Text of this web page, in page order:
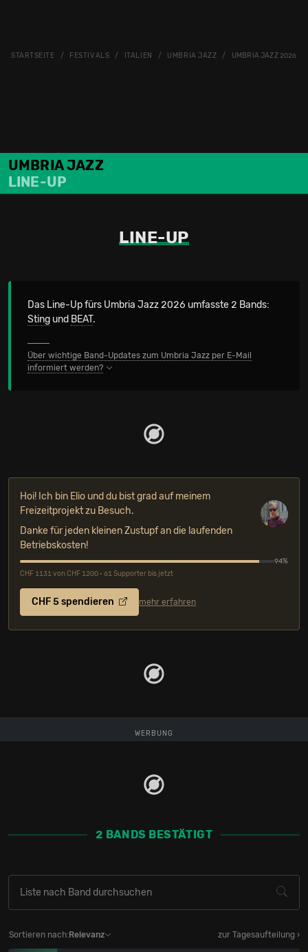
STARTSEITE FESTIVALS ITALIEN UMBRIA JAZZ UMBRIA JAZZ 2026:
UMBRIA JAZZ
LINE-UP
LINE-UP
Das Line-Up fürs Umbria Jazz 2026 umfasste 2 Bands:
Sting und BEAT.
Über wichtige Band-Updates zum Umbria Jazz per E-Mail
informiert werden?
Hoi! Ich bin Elio und du bist grad auf meinem
Freizeitprojekt zu Besuch.
Danke für jeden kleinen Zustupf an die laufenden
Betriebskosten!
94%
CHF 1131 von CHF 1200 • 61 Supporter bis jetzt
CHF 5 spendieren mehr erfahren
WERBUNG
2 BANDS BESTÄTIGT
Sortieren nach: Relevanz zur Tagesaufteilung ›